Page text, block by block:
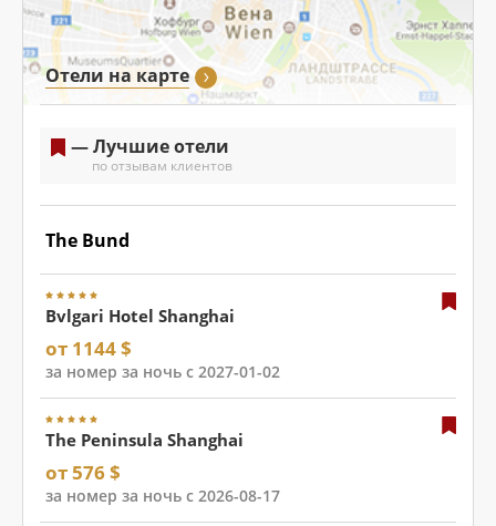
Отели на карте
— Лучшие отели
по отзывам клиентов
The Bund
Bvlgari Hotel Shanghai
от 1144 $
за номер за ночь с 2027-01-02
The Peninsula Shanghai
от 576 $
за номер за ночь с 2026-08-17